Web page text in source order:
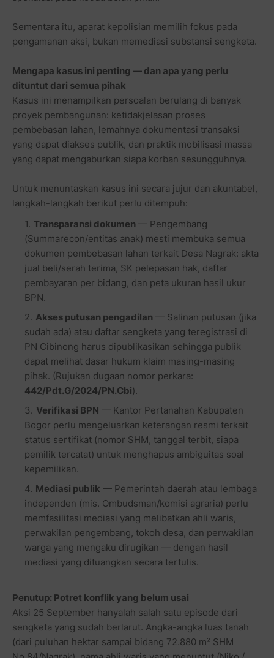
Sementara itu, aparat kepolisian memilih fokus pada
pengamanan aksi, bukan memediasi substansi sengketa.
Mengapa kasus ini penting — dan apa yang perlu
dituntut dari semua pihak
Kasus ini menampilkan persoalan berulang di banyak
proyek pembangunan: ketidakjelasan proses
pembebasan lahan, lemahnya dokumentasi transaksi
yang dapat diakses publik, dan praktik mobilisasi massa
yang dapat mengaburkan siapa korban sesungguhnya.
Untuk menuntaskan kasus ini secara jujur dan akuntabel,
langkah-langkah berikut perlu ditempuh:
Transparansi dokumen — Pengembang
(Summarecon/entitas anak) mesti membuka semua
dokumen pembebasan lahan terkait Desa Nagrak: akta
jual beli/serah terima, SK pelepasan hak, daftar
pembayaran per bidang, dan peta ukuran hasil ukur
BPN.
Akses putusan pengadilan — Salinan putusan (jika
sudah ada) atau daftar sengketa yang teregistrasi di
PN Cibinong harus dipublikasikan sehingga publik
dapat melihat dasar hukum klaim masing-masing
pihak. (Rujukan dugaan nomor perkara:
442/Pdt.G/2024/PN.Cbi).
Verifikasi BPN — Kantor Pertanahan Kabupaten
Bogor perlu mengeluarkan keterangan resmi terkait
status sertifikat (nomor SHM, tanggal terbit, siapa
pemilik tercatat) untuk menghapus ambiguitas soal
kepemilikan.
Mediasi publik — Pemerintah daerah atau lembaga
independen (mis. Ombudsman/komisi agraria) perlu
memfasilitasi mediasi yang melibatkan ahli waris,
perwakilan pengembang, tokoh desa, dan perwakilan
warga yang mengaku dirugikan — dengan hasil
mediasi yang dituangkan secara tertulis.
Penutup: Potret konflik yang belum usai
Aksi 25 September hanyalah salah satu episode dari
sengketa yang sudah berlarut. Angka-angka luas tanah
(dari puluhan hektar sampai bidang 72.880 m² SHM